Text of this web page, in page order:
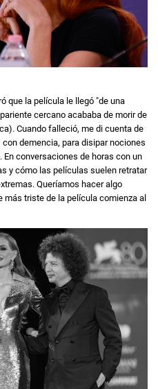
que la película le llegó "de una
cercano acababa de morir de
Cuando falleció, me di cuenta de
demencia, para disipar nociones
conversaciones de horas con un
y cómo las películas suelen retratar
Queríamos hacer algo
más triste de la película comienza al